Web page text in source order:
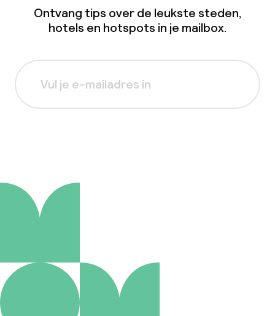
Ontvang tips over de leukste steden,
hotels en hotspots in je mailbox.